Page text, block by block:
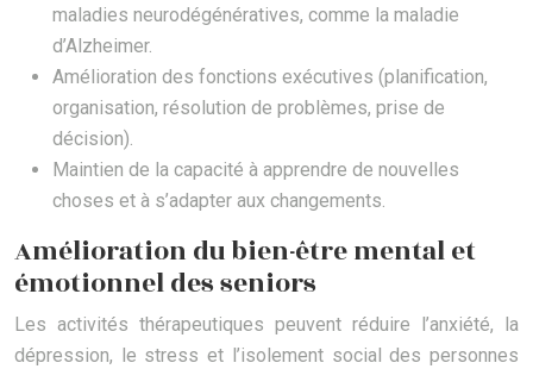
maladies neurodégénératives, comme la maladie
d’Alzheimer.
Amélioration des fonctions exécutives (planification,
organisation, résolution de problèmes, prise de
décision).
Maintien de la capacité à apprendre de nouvelles
choses et à s’adapter aux changements.
Amélioration du bien-être mental et
émotionnel des seniors
Les activités thérapeutiques peuvent réduire l’anxiété, la
dépression, le stress et l’isolement social des personnes